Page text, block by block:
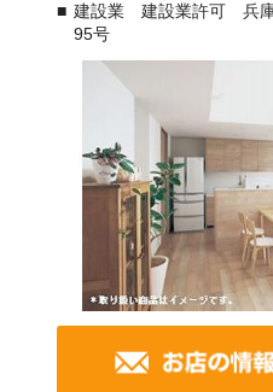
建設業 建設業許可 兵庫
95号